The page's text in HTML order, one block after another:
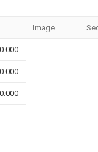
Image
0.000
0.000
0.000